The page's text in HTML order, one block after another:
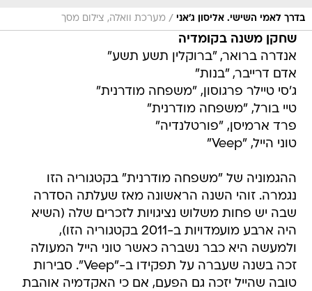
בדרך לאמי השישי. אליסון ג'אני / מערכת וואלה, צילום מסך
שחקן משנה בקומדיה
אנדרה ברואר, "ברוקלין תשע תשע"
אדם דרייבר, "בנות"
ג'סי טיילר פרגוסון, "משפחה מודרנית"
טיי בורל, "משפחה מודרנית"
פרד ארמיסן, "פורטלנדיה"
טוני הייל, "Veep"
ההגמוניה של "משפחה מודרנית" בקטגוריה הזו
נגמרה. זוהי השנה הראשונה מאז שעלתה הסדרה
שבה יש פחות משלוש נציגויות לזכרים שלה (השיא
היה ארבע מועמדויות ב-2011 בקטגוריה הזו),
ולמעשה היא כבר נשברה כאשר טוני הייל המעולה
זכה בשנה שעברה על תפקידו ב-"Veep". סבירות
טובה שהייל יזכה גם הפעם, אם כי האקדמיה אוהבת